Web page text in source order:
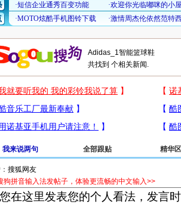
共找到 个相关新闻.
我来说两句 全部跟贴 精华区
狗拼音输入法发帖子，体验更流畅的中文输入>>